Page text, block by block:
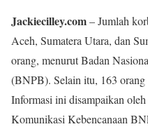
Jackiecilley.com– Jumlah
Aceh, Sumatera Utara, dan
orang, menurut Badan
(BNPB). Selain itu, 163
Informasi ini disampaikan
Komunikasi Kebencanaan